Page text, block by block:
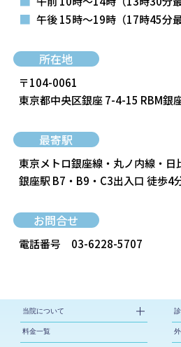
■ 午後 15時～19時 （17時45分
所在地
〒104-0061
東京都中央区銀座 7-4-15 RBM銀
最寄駅
東京メトロ銀座線・丸ノ内線・日
銀座駅 B7・B9・C3出入口 徒歩4
お問合せ
電話番号 03-6228-5707
当院について
料金一覧